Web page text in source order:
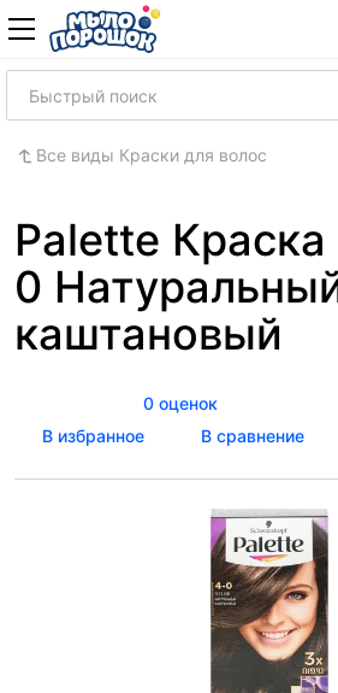
Все виды Краски для волос
Palette
0
каштановый
0 оценок
В избранное
В сравнение